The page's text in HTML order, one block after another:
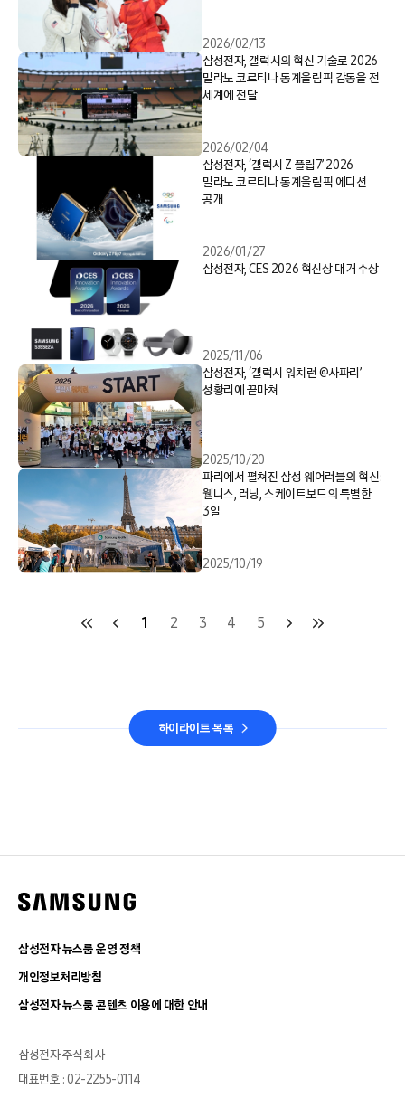
2026/02/13
삼성전자, 갤럭시의 혁신 기술로 2026
밀라노 코르티나 동계올림픽 감동을 전
세계에 전달
2026/02/04
삼성전자, ‘갤럭시 Z 플립7’ 2026
밀라노 코르티나 동계올림픽 에디션
공개
2026/01/27
삼성전자, CES 2026 혁신상 대거 수상
2025/11/06
삼성전자, ‘갤럭시 워치런 @사파리’
성황리에 끝마쳐
2025/10/20
파리에서 펼쳐진 삼성 웨어러블의 혁신:
웰니스, 러닝, 스케이트보드의 특별한
3일
2025/10/19
1 2 3 4 5
하이라이트 목록
삼성전자 뉴스룸 운영 정책
개인정보처리방침
삼성전자 뉴스룸 콘텐츠 이용에 대한 안내
삼성전자 주식회사
대표번호 : 02-2255-0114